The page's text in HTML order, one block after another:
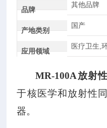
品牌
其他品牌
产地类别
国产
应用领域
医疗卫生,
MR-100A放射
于核医学和放射性
器。